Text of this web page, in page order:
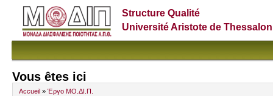
Structure Qualité
Université Aristote de
Vous êtes ici
Accueil » Έργο ΜΟ.ΔΙ.Π.